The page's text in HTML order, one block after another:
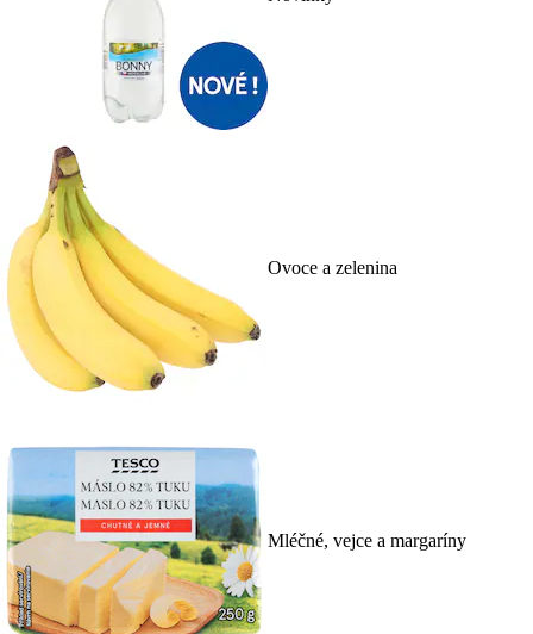
Ovoce a zelenina
Mléčné, vejce a margaríny